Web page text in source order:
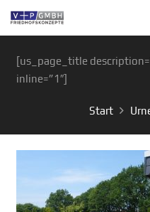
[us_page_title
inline=”1″]
Start